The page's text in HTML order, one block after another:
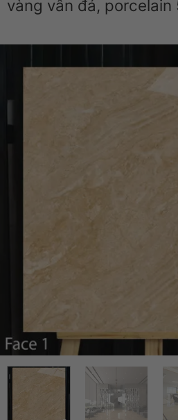
vàng vân đá, porcelain